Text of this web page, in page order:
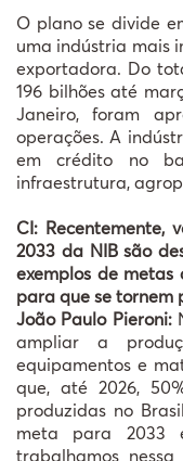
O plano se divide
uma indústria mais
exportadora. Do
196 bilhões até
Janeiro, foram
operações. A
em crédito no
infraestrutura,
CI: Recentemente,
2033 da NIB são
exemplos de
para que se tornem
João Paulo Pieroni:
ampliar a
equipamentos e
que, até 2026,
produzidas no
meta para 2033
trabalhamos